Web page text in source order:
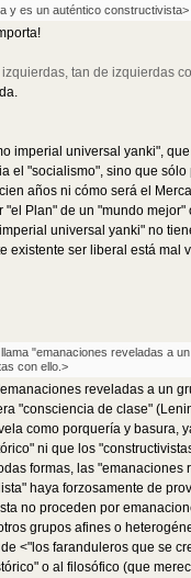
y es un auténtico constructivista>
tan de izquierdas
imperial universal yanki",
el "socialismo", sino que
años ni cómo será el
"el Plan" de un "mundo
universal yanki" no
existente ser liberal está mal
"emanaciones reveladas a
con ello.>
reveladas a un
"consciencia de clase"
como porquería y basura,
ni que los
formas, las
haya forzosamente de
no proceden por
grupos afines o
<"los faranduleros que se
o al filosófico (que